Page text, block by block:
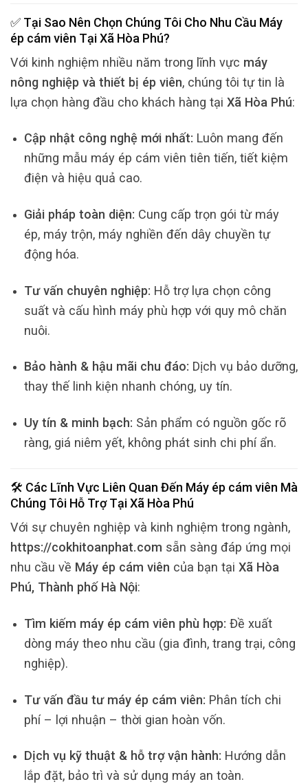
✅ Tại Sao Nên Chọn Chúng Tôi Cho Nhu Cầu Máy
ép cám viên TạiXã Hòa Phú?
Với kinh nghiệm nhiều năm trong lĩnh vực máy
nông nghiệp và thiết bị ép viên, chúng tôi tự tin là
lựa chọn hàng đầu cho khách hàng tại Xã Hòa Phú:
Cập nhật công nghệ mới nhất: Luôn mang đến
những mẫu máy ép cám viên tiên tiến, tiết kiệm
điện và hiệu quả cao.
Giải pháp toàn diện: Cung cấp trọn gói từ máy
ép, máy trộn, máy nghiền đến dây chuyền tự
động hóa.
Tư vấn chuyên nghiệp: Hỗ trợ lựa chọn công
suất và cấu hình máy phù hợp với quy mô chăn
nuôi.
Bảo hành & hậu mãi chu đáo: Dịch vụ bảo dưỡng,
thay thế linh kiện nhanh chóng, uy tín.
Uy tín & minh bạch: Sản phẩm có nguồn gốc rõ
ràng, giá niêm yết, không phát sinh chi phí ẩn.
🛠️ Các Lĩnh Vực Liên Quan Đến Máy ép cám viên Mà
Chúng Tôi Hỗ Trợ TạiXã Hòa Phú
Với sự chuyên nghiệp và kinh nghiệm trong ngành,
https://cokhitoanphat.com sẵn sàng đáp ứng mọi
nhu cầu về Máy ép cám viên của bạn tại Xã Hòa
Phú, Thành phố Hà Nội:
Tìm kiếm máy ép cám viên phù hợp: Đề xuất
dòng máy theo nhu cầu (gia đình, trang trại, công
nghiệp).
Tư vấn đầu tư máy ép cám viên: Phân tích chi
phí – lợi nhuận – thời gian hoàn vốn.
Dịch vụ kỹ thuật & hỗ trợ vận hành: Hướng dẫn
lắp đặt, bảo trì và sử dụng máy an toàn.